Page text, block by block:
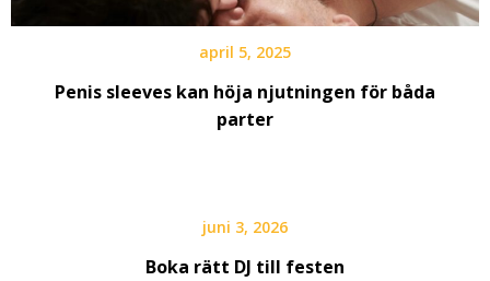
april 5, 2025
Penis sleeves kan höja njutningen för båda
parter
juni 3, 2026
Boka rätt DJ till festen